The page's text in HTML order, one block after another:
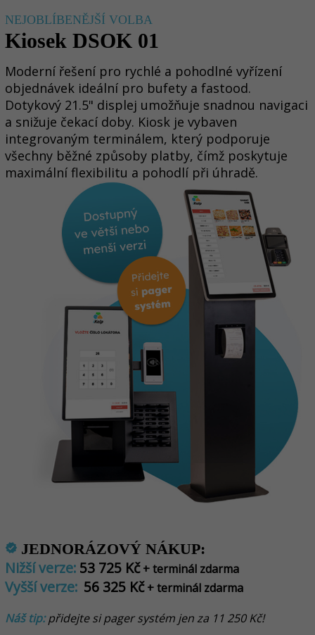
NEJOBLÍBENĚJŠÍ VOLBA
Kiosek DSOK 01
Moderní řešení pro rychlé a pohodlné vyřízení
objednávek ideální pro bufety a fastood.
Dotykový 21.5" displej umožňuje snadnou navigaci
a snižuje čekací doby. Kiosk je vybaven
integrovaným terminálem, který podporuje
všechny běžné způsoby platby, čímž poskytuje
maximální flexibilitu a pohodlí při úhradě.
verified JEDNORÁZOVÝ NÁKUP:
Nižší verze: 53 725 Kč+ terminál zdarma
Vyšší verze: 56 325 Kč+ terminál zdarma
Náš tip:přidejte si pager systém jen za 11 250 Kč!